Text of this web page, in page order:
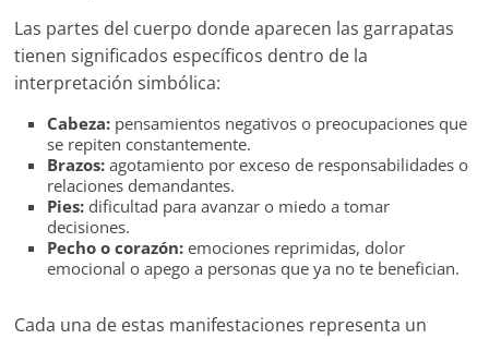
Las partes del cuerpo donde aparecen las garrapatas
tienen significados específicos dentro de la
interpretación simbólica:
Cabeza: pensamientos negativos o preocupaciones que
se repiten constantemente.
Brazos: agotamiento por exceso de responsabilidades o
relaciones demandantes.
Pies: dificultad para avanzar o miedo a tomar
decisiones.
Pecho o corazón: emociones reprimidas, dolor
emocional o apego a personas que ya no te benefician.
Cada una de estas manifestaciones representa un